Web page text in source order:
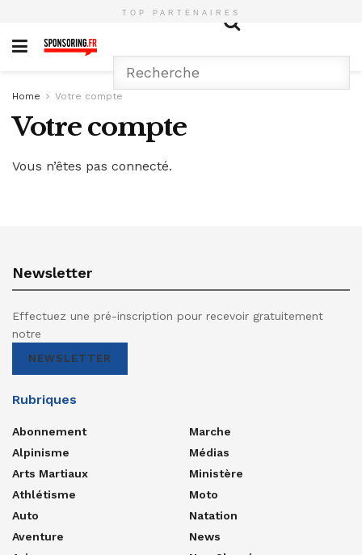
TOP PARTENAIRES
Home Votre compte
Votre compte
Vous n’êtes pas connecté.
Newsletter
Effectuez une pré-inscription pour recevoir gratuitement
notre
NEWSLETTER
Rubriques
Abonnement
Alpinisme
Arts Martiaux
Athlétisme
Auto
Aventure
Marche
Médias
Ministère
Moto
Natation
News